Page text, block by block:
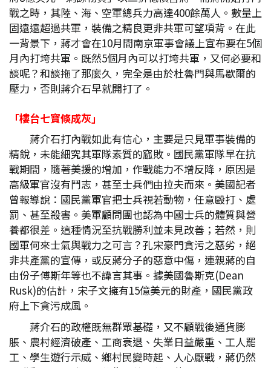
戰之時，其陸、海、空軍總兵力高達400餘萬人。數量上
固遠遠超過共軍，裝備之精良更非共軍可望項背。在此
一背景下，蔣才會在10月間南京軍事會議上宣布要在5個
月內打垮共軍。既然5個月內可以打垮共軍，又何必要和
談呢？和談拖了那麼久，完全是由於杜魯門與馬歇爾的
壓力，否則蔣介石早就開打了。
「樓台七寶倏成灰」
蔣介石打內戰如此有信心，主要是只見軍事裝備的
精銳，未能細究其軍隊素質的窳敗。國民黨軍隊早在抗
戰期間，隨著美援的增加，作戰能力不增反降，原因是
高級軍官沒有鬥志，甚至士兵們由拉夫而來。美國記者
曾報導說：國民黨軍官把士兵視若動物，任意毆打、處
罰、甚至殺害。美軍顧問團也認為中國士兵的體質與營
養都很差。這種情況至抗戰勝利並未見改善；若然，則
國軍何來士氣與戰力之可言？孔宋豪門貪污之惡劣，絕
非共產黨的宣傳，或反蔣分子的惡意中傷，連親蔣的自
由份子傅斯年等也不諱言其事。據美國魯斯克(Dean
Rusk)的估計，宋子文擁有15億美元的財產，國民黨政
府上下貪污成風。
蔣介石的政權既無群眾基礎，又不顧戰後通貨膨
脹、農村經濟破產、工商衰退、失業日益嚴重、工人罷
工、學生遊行示威、鄉村民變時起、人心厭戰，蔣仍然